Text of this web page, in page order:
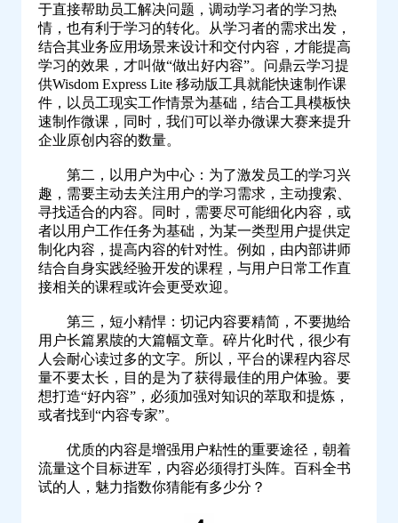
于直接帮助员工解决问题，调动学习者的学习热
情，也有利于学习的转化。从学习者的需求出发，
结合其业务应用场景来设计和交付内容，才能提高
学习的效果，才叫做“做出好内容”。问鼎云学习提
供Wisdom Express Lite 移动版工具就能快速制作课
件，以员工现实工作情景为基础，结合工具模板快
速制作微课，同时，我们可以举办微课大赛来提升
企业原创内容的数量。
第二，以用户为中心：为了激发员工的学习兴
趣，需要主动去关注用户的学习需求，主动搜索、
寻找适合的内容。同时，需要尽可能细化内容，或
者以用户工作任务为基础，为某一类型用户提供定
制化内容，提高内容的针对性。例如，由内部讲师
结合自身实践经验开发的课程，与用户日常工作直
接相关的课程或许会更受欢迎。
第三，短小精悍：切记内容要精简，不要抛给
用户长篇累牍的大篇幅文章。碎片化时代，很少有
人会耐心读过多的文字。所以，平台的课程内容尽
量不要太长，目的是为了获得最佳的用户体验。要
想打造“好内容”，必须加强对知识的萃取和提炼，
或者找到“内容专家”。
优质的内容是增强用户粘性的重要途径，朝着
流量这个目标进军，内容必须得打头阵。百科全书
试的人，魅力指数你猜能有多少分？